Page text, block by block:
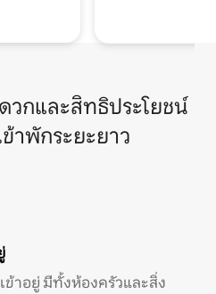
วกและสิทธิประโยชน์
าพักระยะยาว
ข้าอยู่ มีทั้งห้องครัวและสิ่ง